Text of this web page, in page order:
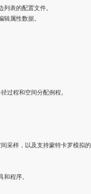
表的配置文件。
属性数据。
过程和空间分配例程。
采样，以及支持蒙特卡罗模拟的
程序。